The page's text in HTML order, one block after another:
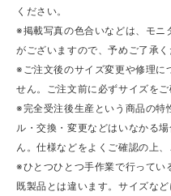
ください。
※掲載写真の色合いなどは、モニ
がございますので、予めご了承く
※ご注文後のサイズ変更や修理に
せん。ご注文前に必ずサイズをご
※完全受注後生産という商品の特
ル・交換・変更などはいなかる
ん。仕様などをよくご確認の上、
※ひとつひとつ手作業で行ってい
既製品とは違います。サイズな